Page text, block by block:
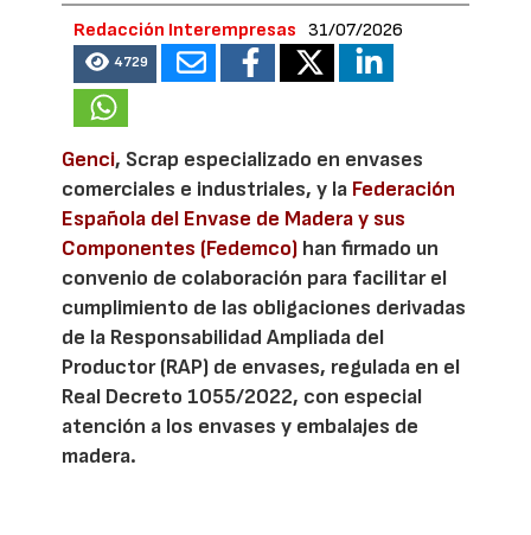
Redacción Interempresas 31/07/2026
4729
Genci, Scrap especializado en envases
comerciales e industriales, y la Federación
Española del Envase de Madera y sus
Componentes (Fedemco) han firmado un
convenio de colaboración para facilitar el
cumplimiento de las obligaciones derivadas
de la Responsabilidad Ampliada del
Productor (RAP) de envases, regulada en el
Real Decreto 1055/2022, con especial
atención a los envases y embalajes de
madera.